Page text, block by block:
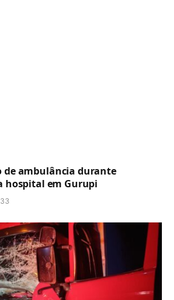
de ambulância durante
hospital em Gurupi